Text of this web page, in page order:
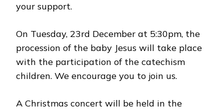
your support.
On Tuesday, 23rd December at 5:30pm, the
procession of the baby Jesus will take place
with the participation of the catechism
children. We encourage you to join us.
A Christmas concert will be held in the